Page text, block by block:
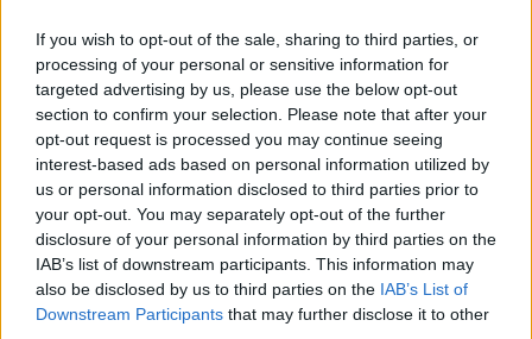
If you wish to opt-out of the sale, sharing to third parties, or
processing of your personal or sensitive information for
targeted advertising by us, please use the below opt-out
section to confirm your selection. Please note that after your
opt-out request is processed you may continue seeing
interest-based ads based on personal information utilized by
us or personal information disclosed to third parties prior to
your opt-out. You may separately opt-out of the further
disclosure of your personal information by third parties on the
IAB’s list of downstream participants. This information may
also be disclosed by us to third parties on the IAB’s List of
Downstream Participants that may further disclose it to other
pajta van, minden este ingyenes Ferenczi
koncert nincs. Ahogy színház sincs.
Kisebbfajta skandalum, de lenyeli az ember.
Ahogy az egyre drágább kenyérlángost is.
Pár éve még valahogy a nap is másként
sütött, nem ilyen fájó, fehéren tűzően, mint
idén, mondjuk pár éve még én is sokkal
hamvasabb voltam, és jobban bírtam a
fröccsöket. Most már csak a házi pálinka
enyhít a hangulatomon, az is csak ideig-óráig.